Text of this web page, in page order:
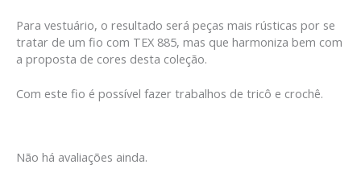
Para vestuário, o resultado será peças mais rústicas por se
tratar de um fio com TEX 885, mas que harmoniza bem com
a proposta de cores desta coleção.
Com este fio é possível fazer trabalhos de tricô e crochê.
Não há avaliações ainda.